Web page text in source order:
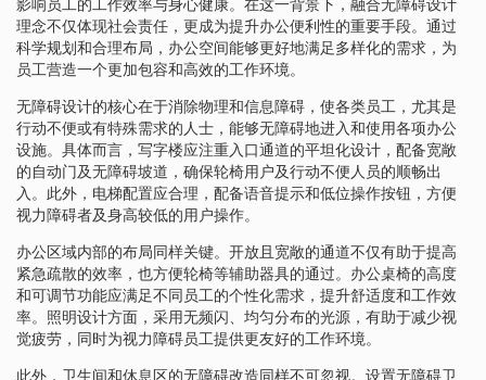
影响员工的工作效率与身心健康。在这一背景下，融合无障碍设计
理念不仅体现社会责任，更成为提升办公便利性的重要手段。通过
科学规划和合理布局，办公空间能够更好地满足多样化的需求，为
员工营造一个更加包容和高效的工作环境。
无障碍设计的核心在于消除物理和信息障碍，使各类员工，尤其是
行动不便或有特殊需求的人士，能够无障碍地进入和使用各项办公
设施。具体而言，写字楼应注重入口通道的平坦化设计，配备宽敞
的自动门及无障碍坡道，确保轮椅用户及行动不便人员的顺畅出
入。此外，电梯配置应合理，配备语音提示和低位操作按钮，方便
视力障碍者及身高较低的用户操作。
办公区域内部的布局同样关键。开放且宽敞的通道不仅有助于提高
紧急疏散的效率，也方便轮椅等辅助器具的通过。办公桌椅的高度
和可调节功能应满足不同员工的个性化需求，提升舒适度和工作效
率。照明设计方面，采用无频闪、均匀分布的光源，有助于减少视
觉疲劳，同时为视力障碍员工提供更友好的工作环境。
此外，卫生间和休息区的无障碍改造同样不可忽视。设置无障碍卫